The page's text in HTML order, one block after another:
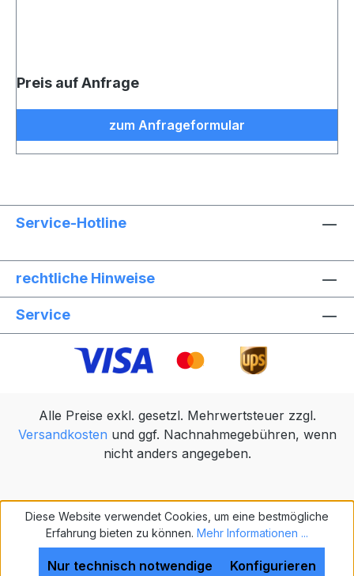
Preis auf Anfrage
zum Anfrageformular
Service-Hotline
rechtliche Hinweise
Service
Alle Preise exkl. gesetzl. Mehrwertsteuer zzgl.
Versandkosten und ggf. Nachnahmegebühren, wenn
nicht anders angegeben.
Diese Website verwendet Cookies, um eine bestmögliche
Erfahrung bieten zu können. Mehr Informationen ...
Nur technisch notwendige Konfigurieren